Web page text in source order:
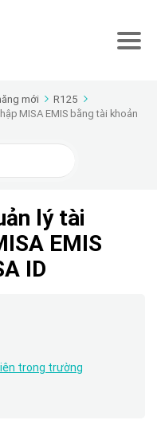
mới
R125
MISA EMIS bằng tài khoản
lý tài
EMIS
ID
trong trường